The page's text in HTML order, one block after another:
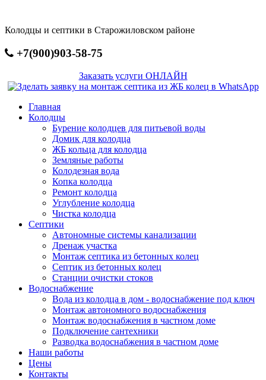
основному
Колодцы и септики в Старожиловском районе
+7(900)903-58-75
Заказать услуги ОНЛАЙН
Главная
Колодцы
Бурение колодцев для питьевой воды
Домик для колодца
ЖБ кольца для колодца
Земляные работы
Колодезная вода
Копка колодца
Ремонт колодца
Углубление колодца
Чистка колодца
Септики
Автономные системы канализации
Дренаж участка
Монтаж септика из бетонных колец
Септик из бетонных колец
Станции очистки стоков
Водоснабжение
Вода из колодца в дом - водоснабжение под ключ
Монтаж автономного водоснабжения
Монтаж водоснабжения в частном доме
Подключение сантехники
Разводка водоснабжения в частном доме
Наши работы
Цены
Контакты